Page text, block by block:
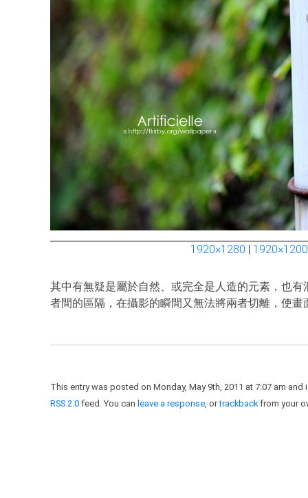
1920×1280 | 1920×1200
其中有無疑是屬於自然、或完全是人造的元素，也
者間的區隔，在攝影的瞬間又無法將兩者切離，使
This entry was posted on Monday, May 9th, 2011 at 7:07 am
RSS 2.0 feed. You can leave a response, ortrackbackfrom your